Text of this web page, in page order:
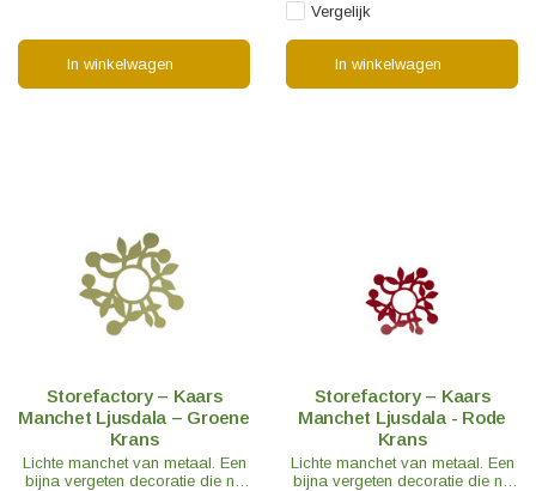
In winkelwagen
Vergelijk
In winkelwagen
Storefactory – Kaars
Manchet Ljusdala – Groene
Krans
Lichte manchet van metaal. Een
bijna vergeten decoratie die nu
Storefactory – Kaars
Manchet Ljusdala - Rode
Krans
Lichte manchet van metaal. Een
bijna vergeten decoratie die nu